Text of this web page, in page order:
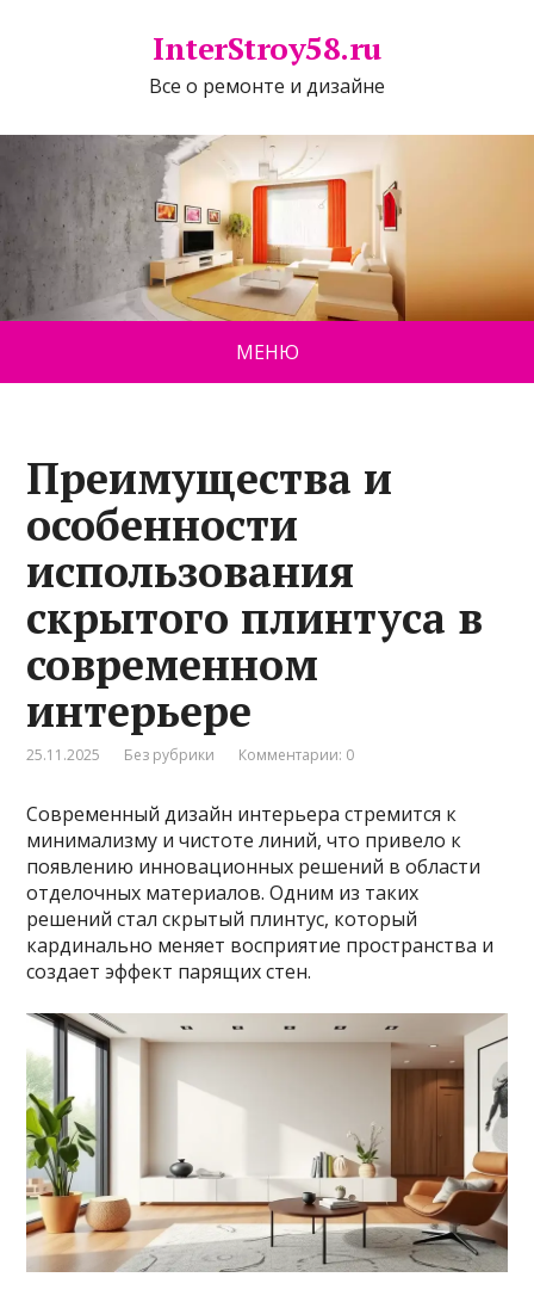
InterStroy58.ru
Все о ремонте и дизайне
МЕНЮ
Преимущества и
особенности
использования
скрытого плинтуса в
современном
интерьере
25.11.2025 Без рубрики Комментарии: 0
Современный дизайн интерьера стремится к
минимализму и чистоте линий, что привело к
появлению инновационных решений в области
отделочных материалов. Одним из таких
решений стал скрытый плинтус, который
кардинально меняет восприятие пространства и
создает эффект парящих стен.